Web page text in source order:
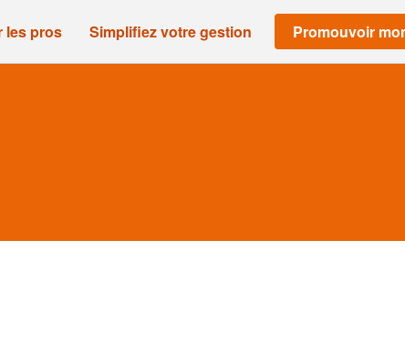
les pros Simplifiez votre gestion Promouvoir